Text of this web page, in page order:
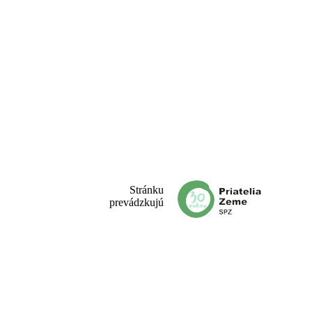
Stránku
prevádzkujú